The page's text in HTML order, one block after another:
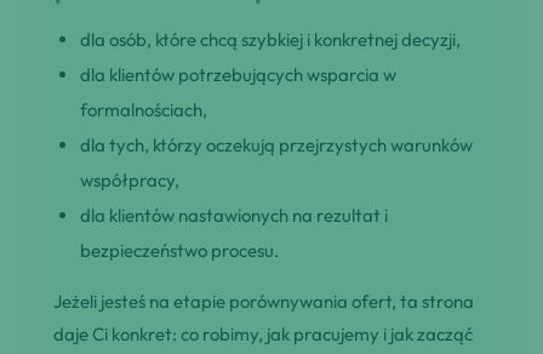
dla osób, które chcą szybkiej i konkretnej decyzji,
dla klientów potrzebujących wsparcia w
formalnościach,
dla tych, którzy oczekują przejrzystych warunków
współpracy,
dla klientów nastawionych na rezultat i
bezpieczeństwo procesu.
Jeżeli jesteś na etapie porównywania ofert, ta strona
daje Ci konkret: co robimy, jak pracujemy i jak zacząć